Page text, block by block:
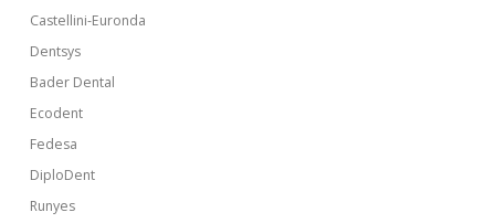
Castellini-Euronda
Dentsys
Bader Dental
Ecodent
Fedesa
DiploDent
Runyes